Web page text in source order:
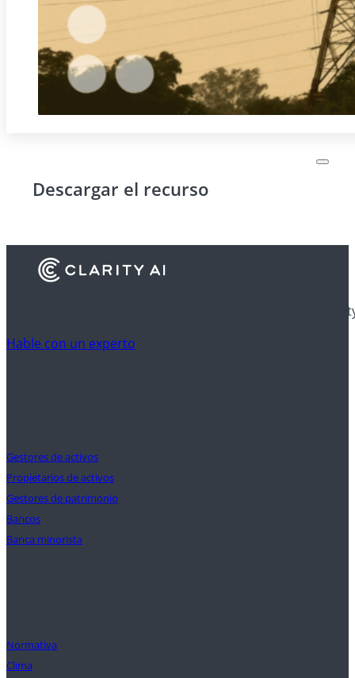
Descargar el recurso
Descubra cómo las instituciones financieras utilizan
Hable con un experto
Gestores de activos
Propietarios de activos
Gestores de patrimonio
Bancos
Banca minorista
Normativa
Clima